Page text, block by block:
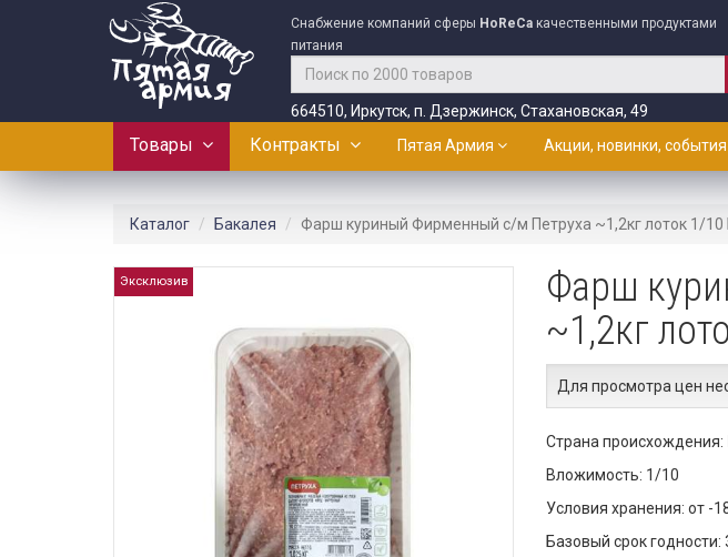
Снабжение компаний сферы HoReCa качественными продуктами
питания
664510, Иркутск, п. Дзержинск, Стахановская, 49
Товары Контракты Пятая Армия Акции, новинки, события
Каталог Бакалея Фарш куриный Фирменный с/м Петруха ~1,2кг лоток 1/10
Эксклюзив
Фарш
~1,2кг
Для просмотра цен
Страна происхождения:
Вложимость: 1/10
Условия хранения: от -
Базовый срок годности: